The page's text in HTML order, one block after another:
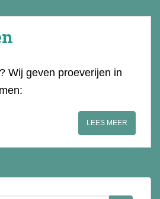
Wij geven proeverijen in
LEES MEER